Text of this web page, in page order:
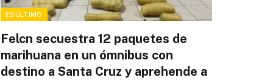
ESÚLTIMO
Felcn secuestra 12 paquetes de
marihuana en un ómnibus con
destino a Santa Cruz y aprehende a